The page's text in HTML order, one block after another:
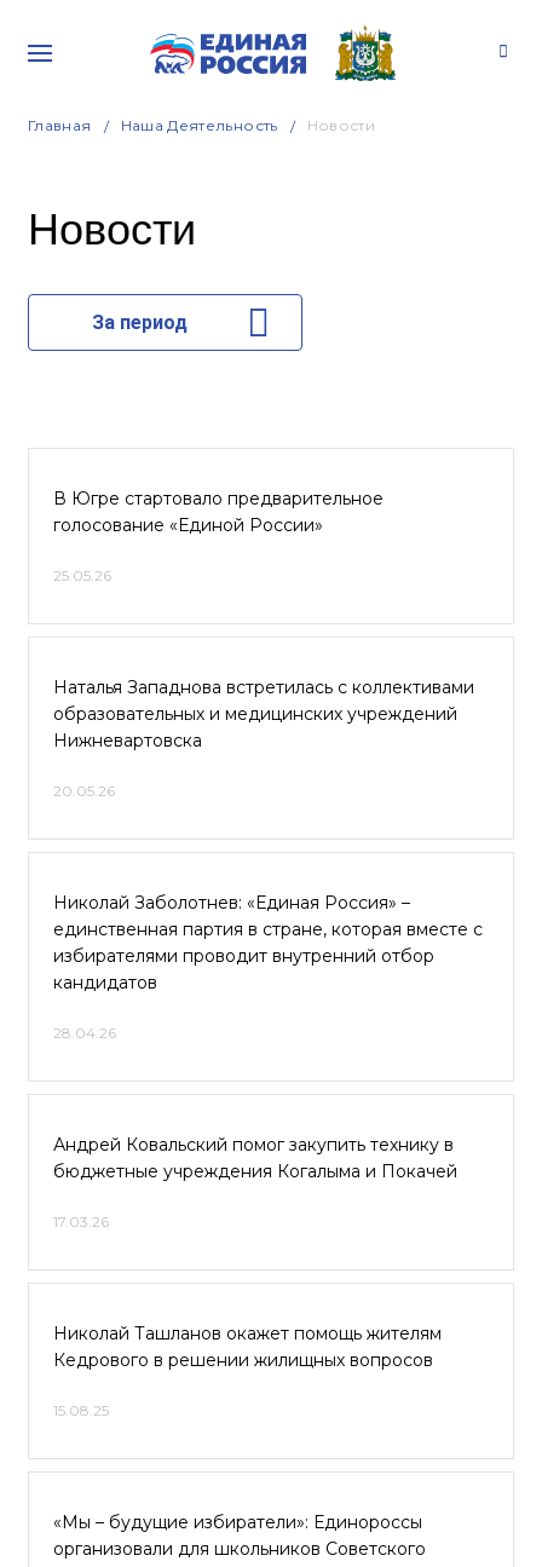
Главная Наша Деятельность Новости
Новости
За период
В Югре стартовало предварительное
голосование «Единой России»
25.05.26
Наталья Западнова встретилась с коллективами
образовательных и медицинских учреждений
Нижневартовска
20.05.26
Николай Заболотнев: «Единая Россия» –
единственная партия в стране, которая вместе с
избирателями проводит внутренний отбор
кандидатов
28.04.26
Андрей Ковальский помог закупить технику в
бюджетные учреждения Когалыма и Покачей
17.03.26
Николай Ташланов окажет помощь жителям
Кедрового в решении жилищных вопросов
15.08.25
«Мы – будущие избиратели»: Единороссы
организовали для школьников Советского